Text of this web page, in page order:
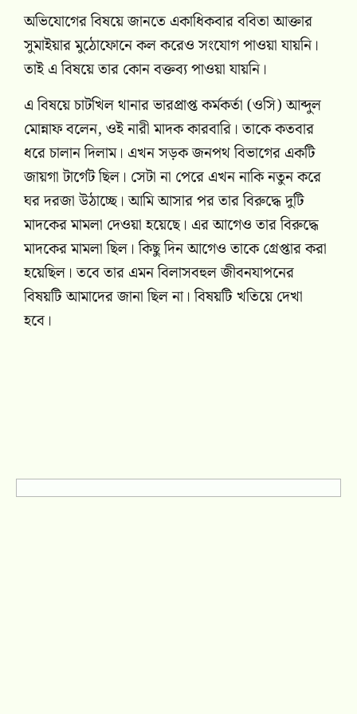
অভিযোগের বিষয়ে জানতে একাধিকবার ববিতা আক্তার
সুমাইয়ার মুঠোফোনে কল করেও সংযোগ পাওয়া যায়নি।
তাই এ বিষয়ে তার কোন বক্তব্য পাওয়া যায়নি।
এ বিষয়ে চাটখিল থানার ভারপ্রাপ্ত কর্মকর্তা (ওসি) আব্দুল
মোন্নাফ বলেন, ওই নারী মাদক কারবারি। তাকে কতবার
ধরে চালান দিলাম। এখন সড়ক জনপথ বিভাগের একটি
জায়গা টার্গেট ছিল। সেটা না পেরে এখন নাকি নতুন করে
ঘর দরজা উঠাচ্ছে। আমি আসার পর তার বিরুদ্ধে দুটি
মাদকের মামলা দেওয়া হয়েছে। এর আগেও তার বিরুদ্ধে
মাদকের মামলা ছিল। কিছু দিন আগেও তাকে গ্রেপ্তার করা
হয়েছিল। তবে তার এমন বিলাসবহুল জীবনযাপনের
বিষয়টি আমাদের জানা ছিল না। বিষয়টি খতিয়ে দেখা
হবে।